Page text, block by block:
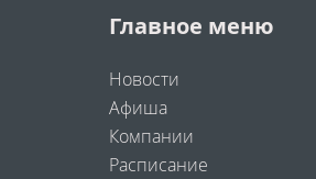
Главное меню
Новости
Афиша
Компании
Расписание